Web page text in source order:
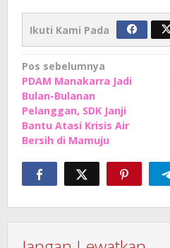
Ikuti Kami Pada
Navigasi
pos
Pos sebelumnya
PDAM Manakarra Jadi
Bulan-Bulanan
Pelanggan, SDK Janji
Bantu Atasi Krisis Air
Bersih di Mamuju